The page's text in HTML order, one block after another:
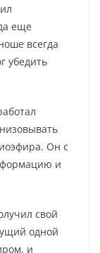
еще
всегда
убедить
Он с
и
свой
одной
и